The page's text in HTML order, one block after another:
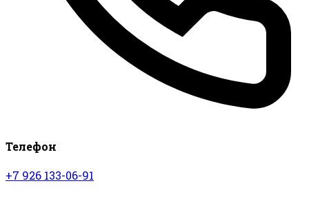
Телефон
+7 926 133-06-91